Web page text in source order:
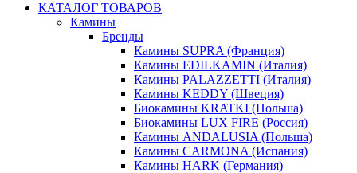
КАТАЛОГ ТОВАРОВ
Камины
Бренды
Камины SUPRA (Франция)
Камины EDILKAMIN (Италия)
Камины PALAZZETTI (Италия)
Камины KEDDY (Швеция)
Биокамины KRATKI (Польша)
Биокамины LUX FIRE (Россия)
Камины ANDALUSIA (Польша)
Камины CARMONA (Испания)
Камины HARK (Германия)